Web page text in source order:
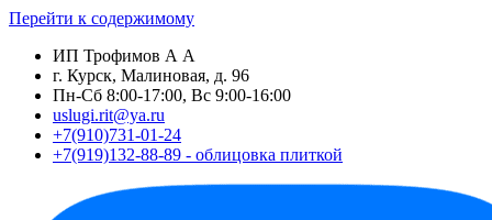
Перейти к содержимому
ИП Трофимов А А
г. Курск, Малиновая, д. 96
Пн-Сб 8:00-17:00, Вс 9:00-16:00
uslugi.rit@ya.ru
+7(910)731-01-24
+7(919)132-88-89 - облицовка плиткой